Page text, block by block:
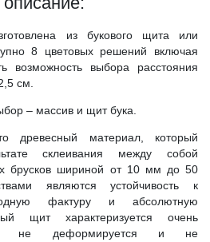
из букового щита или
8 цветовых решений включая
возможность выбора расстояния
см.
– массив и щит бука.
древесный материал, который
склеивания между собой
брусков шириной от 10 мм до 50
являются устойчивость к
фактуру и абсолютную
щит характеризуется очень
не деформируется и не